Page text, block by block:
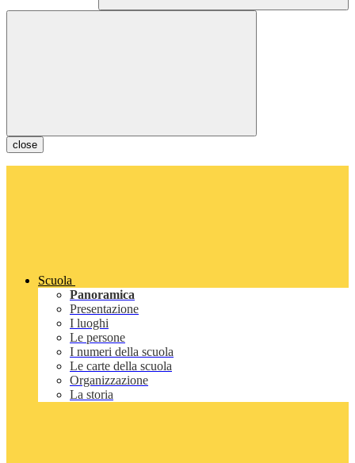
close
Scuola
Panoramica
Presentazione
I luoghi
Le persone
I numeri della scuola
Le carte della scuola
Organizzazione
La storia